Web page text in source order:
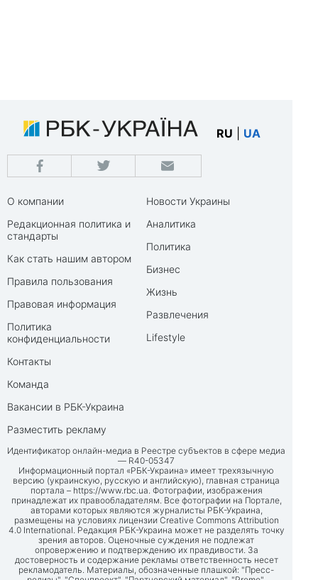
RU UA
О компании
Редакционная политика и
стандарты
Как стать нашим автором
Правила пользования
Правовая информация
Политика
конфиденциальности
Контакты
Команда
Вакансии в РБК-Украина
Разместить рекламу
Новости Украины
Аналитика
Политика
Бизнес
Жизнь
Развлечения
Lifestyle
Идентификатор онлайн-медиа в Реестре субъектов в сфере медиа
— R40-05347
Информационный портал «РБК-Украина» имеет трехязычную
версию (украинскую, русскую и английскую), главная страница
портала – https://www.rbc.ua. Фотографии, изображения
принадлежат их правообладателям. Все фотографии на Портале,
авторами которых являются журналисты РБК-Украина,
размещены на условиях лицензии Creative Commons Attribution
4.0 International. Редакция РБК-Украина может не разделять точку
зрения авторов. Оценочные суждения не подлежат
опровержению и подтверждению их правдивости. За
достоверность и содержание рекламы ответственность несет
рекламодатель. Материалы, обозначенные плашкой: "Пресс-